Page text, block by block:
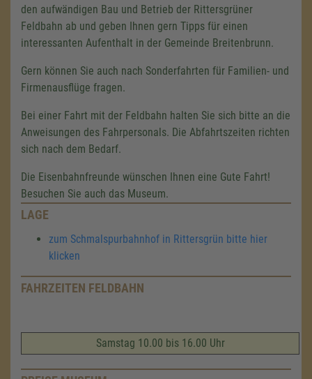
den aufwändigen Bau und Betrieb der Rittersgrüner
Feldbahn ab und geben Ihnen gern Tipps für einen
interessanten Aufenthalt in der Gemeinde Breitenbrunn.
Gern können Sie auch nach Sonderfahrten für Familien- und
Firmenausflüge fragen.
Bei einer Fahrt mit der Feldbahn halten Sie sich bitte an die
Anweisungen des Fahrpersonals. Die Abfahrtszeiten richten
sich nach dem Bedarf.
Die Eisenbahnfreunde wünschen Ihnen eine Gute Fahrt!
Besuchen Sie auch das Museum.
LAGE
zum Schmalspurbahnhof in Rittersgrün bitte hier
klicken
FAHRZEITEN FELDBAHN
Samstag 10.00 bis 16.00 Uhr